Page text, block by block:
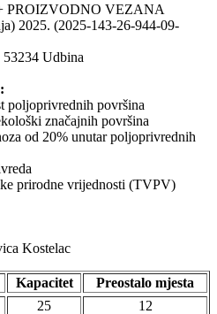
PROIZVODNO VEZANA
2025. (2025-143-26-944-09-
Udbina
poljoprivrednih površina
značajnih površina
od 20% unutar poljoprivrednih
prirodne vrijednosti (TVPV)
Kostelac
Kapacitet
Preostalo mjesta
25 12